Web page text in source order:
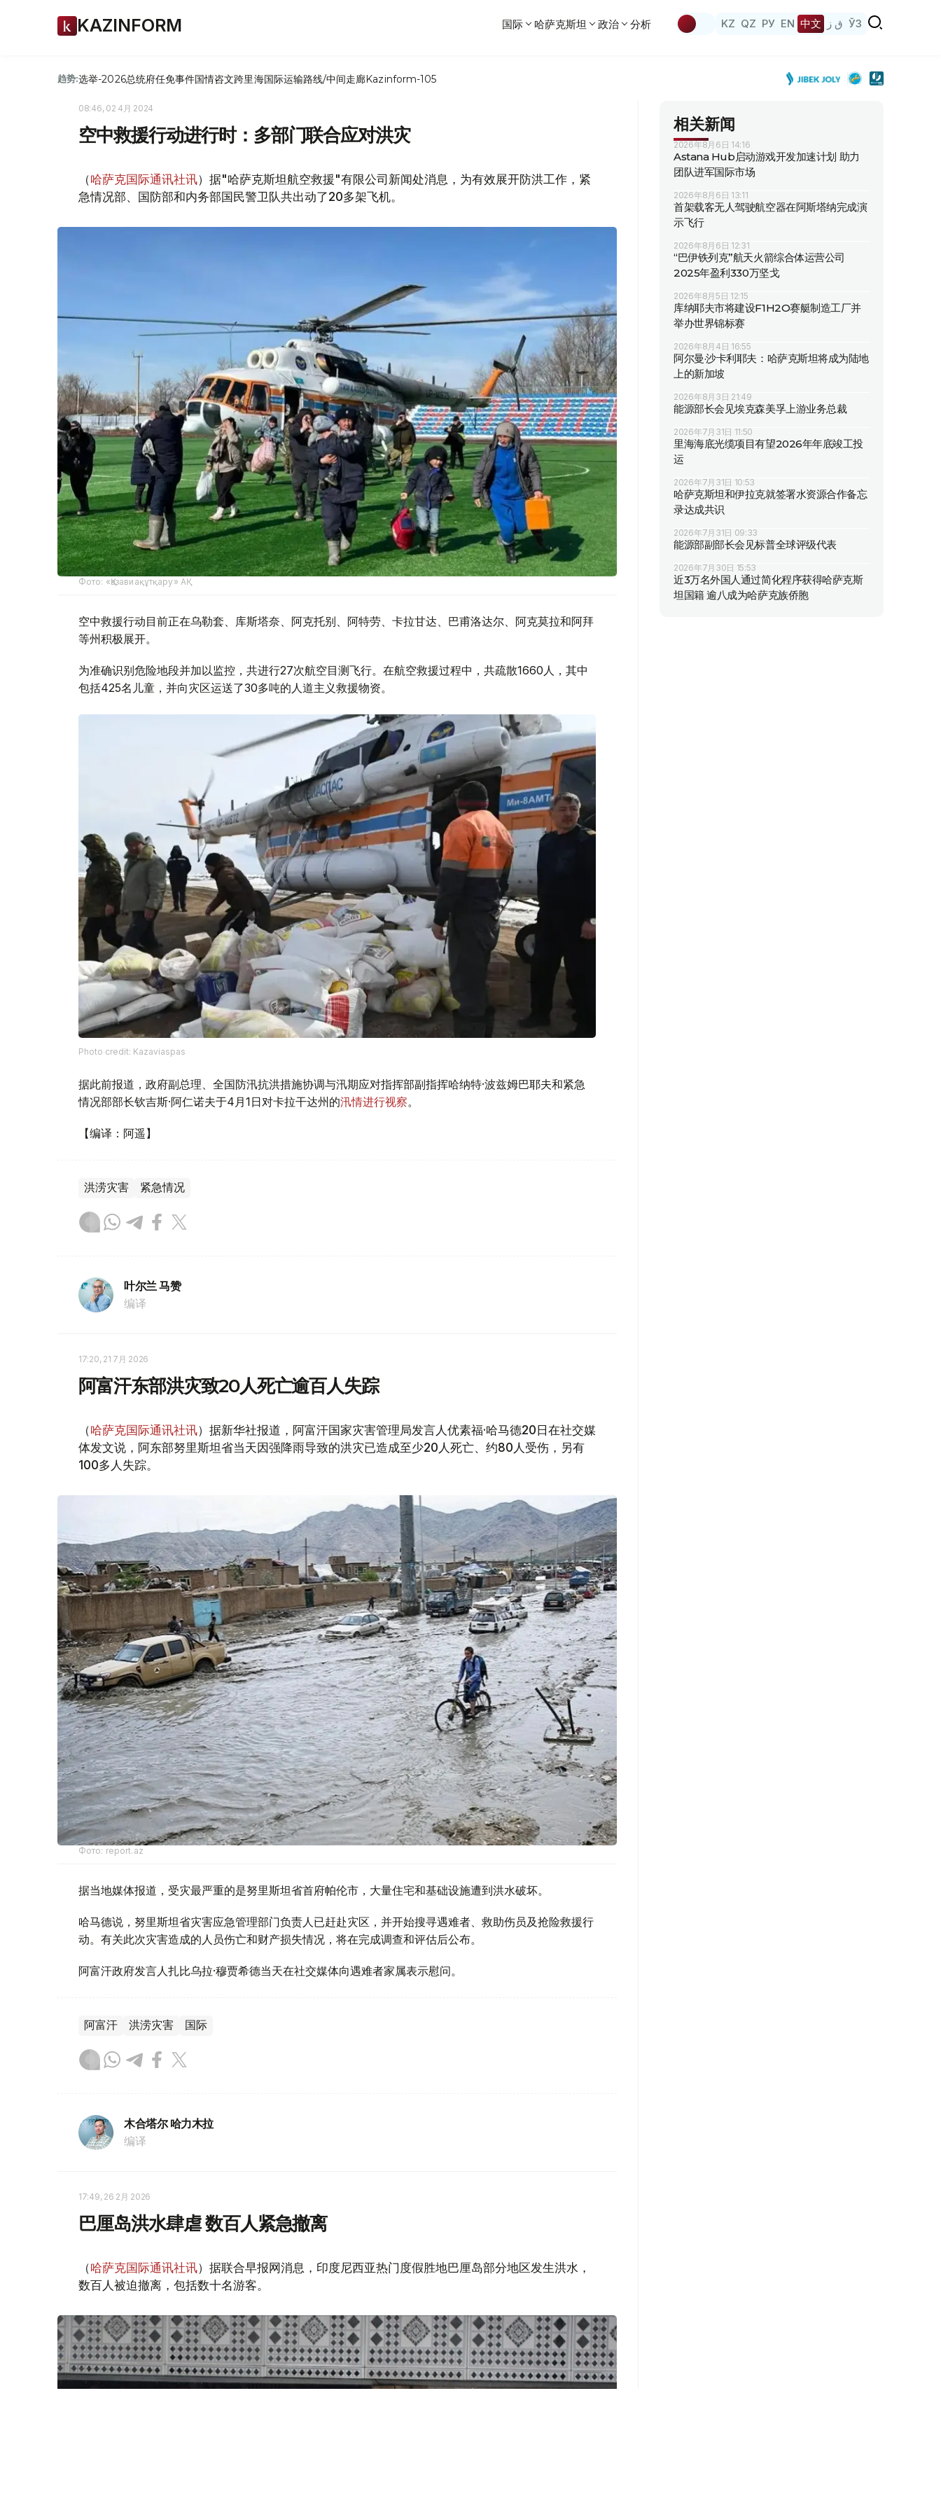
KAZINFORM 国际 哈萨克斯坦 政治 分析 KZ QZ РУ EN 中文 ق ز ЎЗ
趋势:选举-2026总统府任免事件国情咨文跨里海国际运输路线/中间走廊Kazinform-105
08:46, 02 4月 2024
空中救援行动进行时：多部门联合应对洪灾
（哈萨克国际通讯社讯）据"哈萨克斯坦航空救援"有限公司新闻处消息，为有效展开防洪工作，紧
急情况部、国防部和内务部国民警卫队共出动了20多架飞机。
Фото: «Қазавиақұтқару» АҚ
空中救援行动目前正在乌勒套、库斯塔奈、阿克托别、阿特劳、卡拉甘达、巴甫洛达尔、阿克莫拉和阿拜
等州积极展开。
为准确识别危险地段并加以监控，共进行27次航空目测飞行。在航空救援过程中，共疏散1660人，其中
包括425名儿童，并向灾区运送了30多吨的人道主义救援物资。
Photo credit: Kazaviaspas
据此前报道，政府副总理、全国防汛抗洪措施协调与汛期应对指挥部副指挥哈纳特·波兹姆巴耶夫和紧急
情况部部长钦吉斯·阿仁诺夫于4月1日对卡拉干达州的汛情进行视察。
【编译：阿遥】
洪涝灾害 紧急情况
叶尔兰 马赞
编译
17:20, 21 7月 2026
阿富汗东部洪灾致20人死亡逾百人失踪
（哈萨克国际通讯社讯）据新华社报道，阿富汗国家灾害管理局发言人优素福·哈马德20日在社交媒
体发文说，阿东部努里斯坦省当天因强降雨导致的洪灾已造成至少20人死亡、约80人受伤，另有
100多人失踪。
Фото: report.az
据当地媒体报道，受灾最严重的是努里斯坦省首府帕伦市，大量住宅和基础设施遭到洪水破坏。
哈马德说，努里斯坦省灾害应急管理部门负责人已赶赴灾区，并开始搜寻遇难者、救助伤员及抢险救援行
动。有关此次灾害造成的人员伤亡和财产损失情况，将在完成调查和评估后公布。
阿富汗政府发言人扎比乌拉·穆贾希德当天在社交媒体向遇难者家属表示慰问。
阿富汗 洪涝灾害 国际
木合塔尔 哈力木拉
编译
17:49, 26 2月 2026
巴厘岛洪水肆虐 数百人紧急撤离
（哈萨克国际通讯社讯）据联合早报网消息，印度尼西亚热门度假胜地巴厘岛部分地区发生洪水，
数百人被迫撤离，包括数十名游客。
相关新闻
2026年8月6日 14:16
Astana Hub启动游戏开发加速计划 助力
团队进军国际市场
2026年8月6日 13:11
首架载客无人驾驶航空器在阿斯塔纳完成演
示飞行
2026年8月6日 12:31
“巴伊铁列克”航天火箭综合体运营公司
2025年盈利330万坚戈
2026年8月5日 12:15
库纳耶夫市将建设F1H2O赛艇制造工厂并
举办世界锦标赛
2026年8月4日 16:55
阿尔曼·沙卡利耶夫：哈萨克斯坦将成为陆地
上的新加坡
2026年8月3日 21:49
能源部长会见埃克森美孚上游业务总裁
2026年7月31日 11:50
里海海底光缆项目有望2026年年底竣工投
运
2026年7月31日 10:53
哈萨克斯坦和伊拉克就签署水资源合作备忘
录达成共识
2026年7月31日 09:33
能源部副部长会见标普全球评级代表
2026年7月30日 15:53
近3万名外国人通过简化程序获得哈萨克斯
坦国籍 逾八成为哈萨克族侨胞